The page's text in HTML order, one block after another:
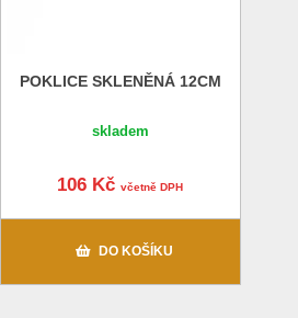
POKLICE SKLENĚNÁ 12CM
skladem
106 Kčvčetně DPH
DO KOŠÍKU